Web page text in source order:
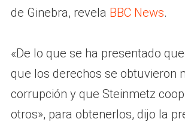
de Ginebra, revela BBC News.
«De lo que se ha presentado
que los derechos se obtuvieron
corrupción y que Steinmetz
otros», para obtenerlos, dijo la